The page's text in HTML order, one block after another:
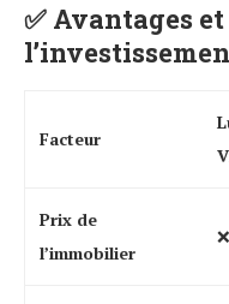
✅ Avantages
Facteur
Prix de
l’immobilier